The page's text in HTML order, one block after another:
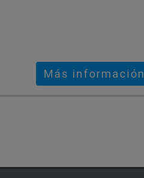
Más información